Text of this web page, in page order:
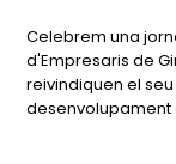
Celebrem una
d'Empresaris de
reivindiquen el
desenvolupament